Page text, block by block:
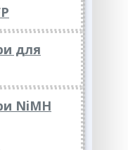
для
NiMH